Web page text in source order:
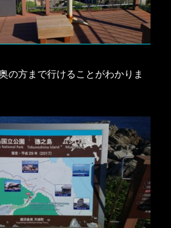
の方まで行けることがわかりま